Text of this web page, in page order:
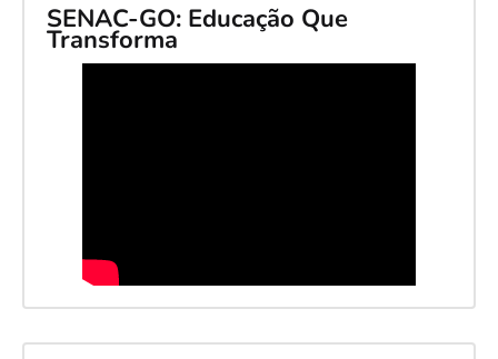
SENAC-GO: Educação Que
Transforma